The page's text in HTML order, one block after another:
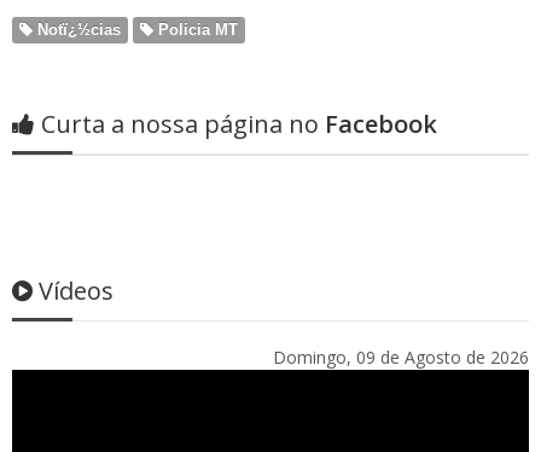
Notï¿½cias Policia MT
Curta a nossa página no Facebook
Vídeos
Domingo, 09 de Agosto de 2026